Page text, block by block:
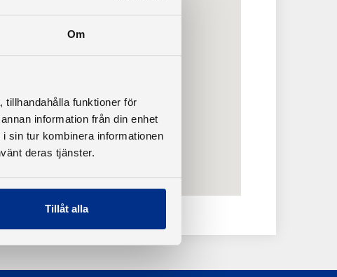
Om
tillhandahålla funktioner för
information från din enhet
sin tur kombinera informationen
deras tjänster.
Tillåt alla